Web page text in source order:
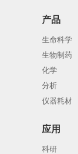
产品
生命科学
生物制药
化学
分析
仪器耗材
应用
科研